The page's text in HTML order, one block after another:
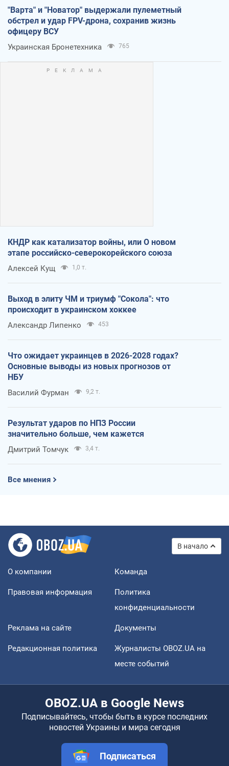
"Варта" и "Новатор" выдержали пулеметный
обстрел и удар FPV-дрона, сохранив жизнь
офицеру ВСУ
Украинская Бронетехника 765
КНДР как катализатор войны, или О новом
этапе российско-северокорейского союза
Алексей Кущ 1,0 т.
Выход в элиту ЧМ и триумф "Сокола": что
происходит в украинском хоккее
Александр Липенко 453
Что ожидает украинцев в 2026-2028 годах?
Основные выводы из новых прогнозов от
НБУ
Василий Фурман 9,2 т.
Результат ударов по НПЗ России
значительно больше, чем кажется
Дмитрий Томчук 3,4 т.
Все мнения
В начало
О компании Команда
Правовая информация
Политика
конфиденциальности
Реклама на сайте Документы
Редакционная политика
Журналисты OBOZ.UA на
месте событий
OBOZ.UA в Google News
Подписывайтесь, чтобы быть в курсе последних
новостей Украины и мира сегодня
Подписаться